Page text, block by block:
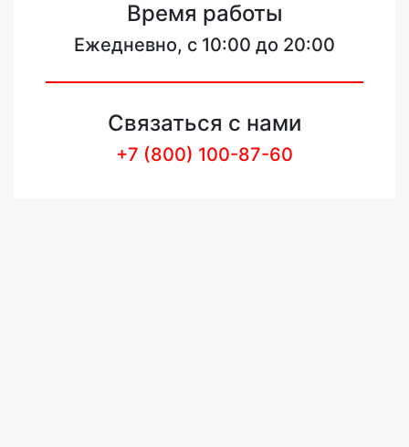
Время работы
Ежедневно, с 10:00 до 20:00
Связаться с нами
+7 (800) 100-87-60